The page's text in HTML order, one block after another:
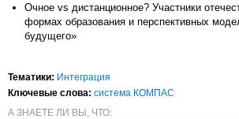
Очное vs дистанционное? Участники
формах образования и перспективных
будущего»
Тематики: Интеграция
Ключевые слова: система КОМПАС
А ЗНАЕТЕ ЛИ ВЫ, ЧТО: